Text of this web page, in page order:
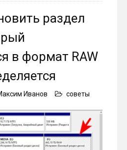
раздел
в формат RAW
Иванов советы